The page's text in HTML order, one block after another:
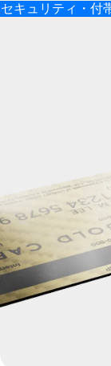
セキュリティ・付